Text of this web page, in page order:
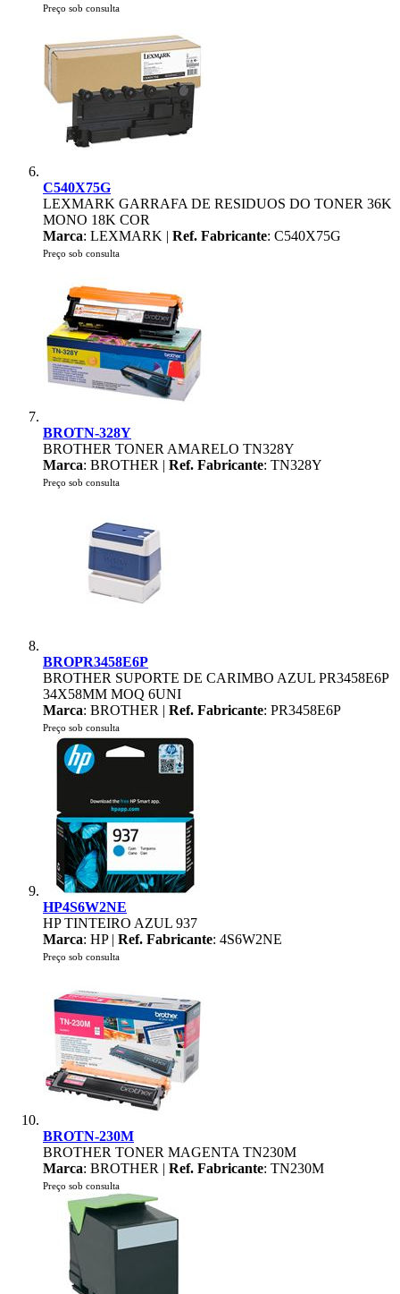
Preço sob consulta
C540X75G
LEXMARK GARRAFA DE RESIDUOS DO TONER 36K
MONO 18K COR
Marca: LEXMARK | Ref. Fabricante: C540X75G
Preço sob consulta
BROTN-328Y
BROTHER TONER AMARELO TN328Y
Marca: BROTHER | Ref. Fabricante: TN328Y
Preço sob consulta
BROPR3458E6P
BROTHER SUPORTE DE CARIMBO AZUL PR3458E6P
34X58MM MOQ 6UNI
Marca: BROTHER | Ref. Fabricante: PR3458E6P
Preço sob consulta
HP4S6W2NE
HP TINTEIRO AZUL 937
Marca: HP | Ref. Fabricante: 4S6W2NE
Preço sob consulta
BROTN-230M
BROTHER TONER MAGENTA TN230M
Marca: BROTHER | Ref. Fabricante: TN230M
Preço sob consulta